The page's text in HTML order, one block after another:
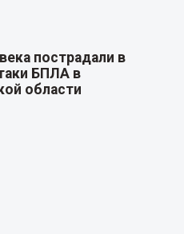
пострадали в
БПЛА в
области